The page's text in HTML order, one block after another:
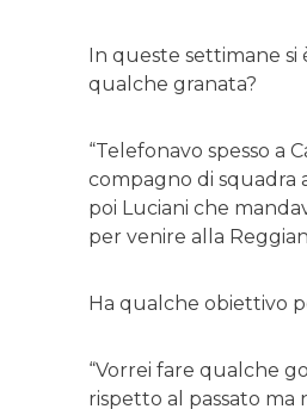
In queste settimane si
qualche granata?
“Telefonavo spesso a
compagno di squadra
poi Luciani che
per venire alla
Ha qualche obiettivo
“Vorrei fare qualche
rispetto al passato ma